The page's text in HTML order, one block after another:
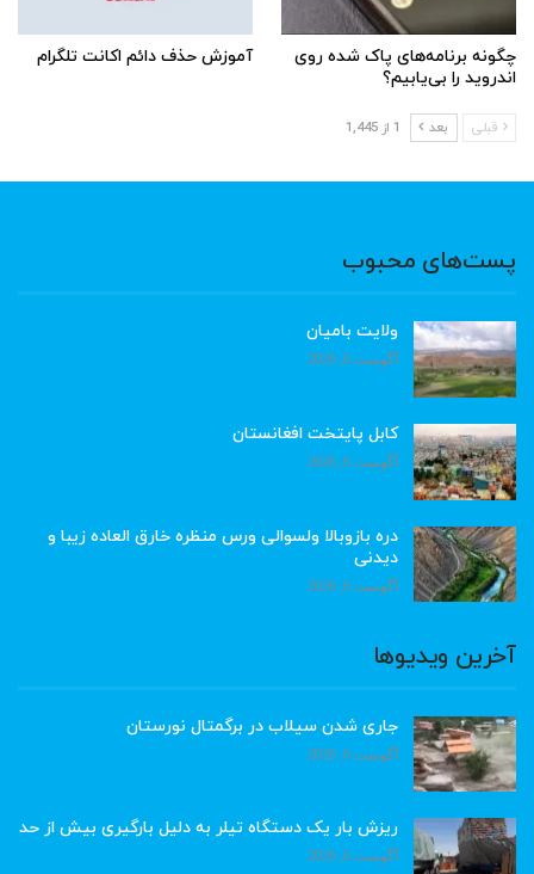
چگونه برنامه‌های پاک شده روی
اندروید را بی‌یابیم؟
آموزش حذف دائم اکانت تلگرام
قبلی بعد 1 از 1,445
پست‌های محبوب
ولایت بامیان
آگوست 6, 2026
کابل پایتخت افغانستان
آگوست 6, 2026
دره بازوبالا ولسوالی ورس منظره خارق العاده زیبا و
دیدنی
آگوست 6, 2026
آخرین ویدیوها
جاری شدن سیلاب در برگمتال نورستان
آگوست 6, 2026
ریزش بار یک دستگاه تیلر به دلیل بارگیری بیش از حد
آگوست 6, 2026